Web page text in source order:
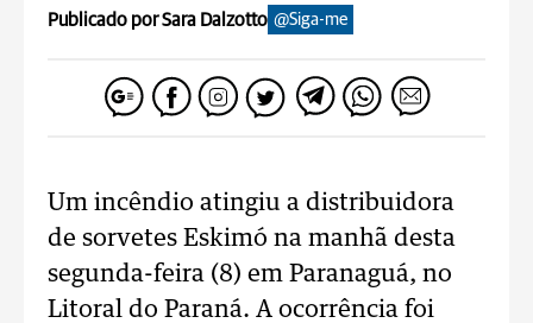
Publicado por Sara Dalzotto @Siga-me
Um incêndio atingiu a distribuidora
de sorvetes Eskimó na manhã desta
segunda-feira (8) em Paranaguá, no
Litoral do Paraná. A ocorrência foi